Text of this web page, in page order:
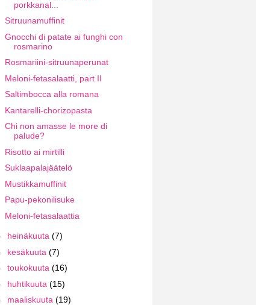
porkkanal...
Sitruunamuffinit
Gnocchi di patate ai funghi con
rosmarino
Rosmariini-sitruunaperunat
Meloni-fetasalaatti, part II
Saltimbocca alla romana
Kantarelli-chorizopasta
Chi non amasse le more di
palude?
Risotto ai mirtilli
Suklaapalajäätelö
Mustikkamuffinit
Papu-pekonilisuke
Meloni-fetasalaattia
heinäkuuta (7)
kesäkuuta (7)
toukokuuta (16)
huhtikuuta (15)
maaliskuuta (19)